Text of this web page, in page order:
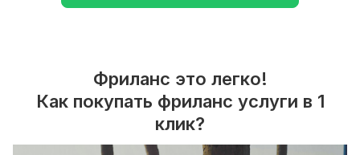
Фриланс это легко!
Как покупать фриланс услуги в 1
клик?